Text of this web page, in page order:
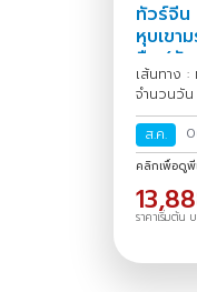
ทัวร์จีน
หุบเขา
คืน (ทัว
เส้นทาง :
จำนวนวั
ส.ค.
คลิกเพื่อดูพี
ราคาเริ่มต้น